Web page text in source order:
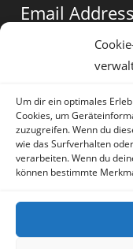
Um dir ein optimales
Cookies, um
zuzugreifen. Wenn du
wie das Surfverhalten
verarbeiten. Wenn du
können bestimmte
new
new
Email Address
Vorname*